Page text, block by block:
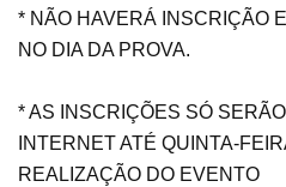
* NÃO HAVERÁ INSCRIÇÃO
NO DIA DA PROVA.
* AS INSCRIÇÕES SÓ
INTERNET ATÉ QUINTA-
REALIZAÇÃO DO EVENTO